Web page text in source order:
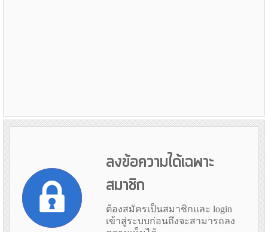
ลงข้อความได้เฉพาะ
สมาชิก
ต้องสมัครเป็นสมาชิกและ login
เข้าสู่ระบบก่อนถึงจะสามารถลง